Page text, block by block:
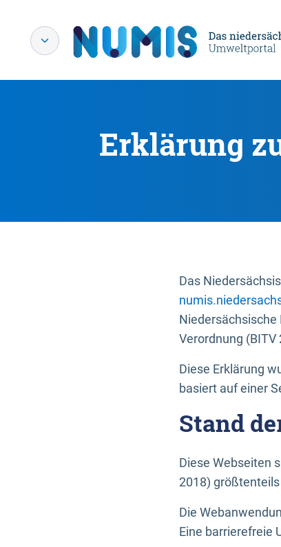
Erklärung
Das
Verordnung
Diese Erklärung
basiert auf einer
Stand
Diese Webseiten
2018)
Die
Eine barrierefreie